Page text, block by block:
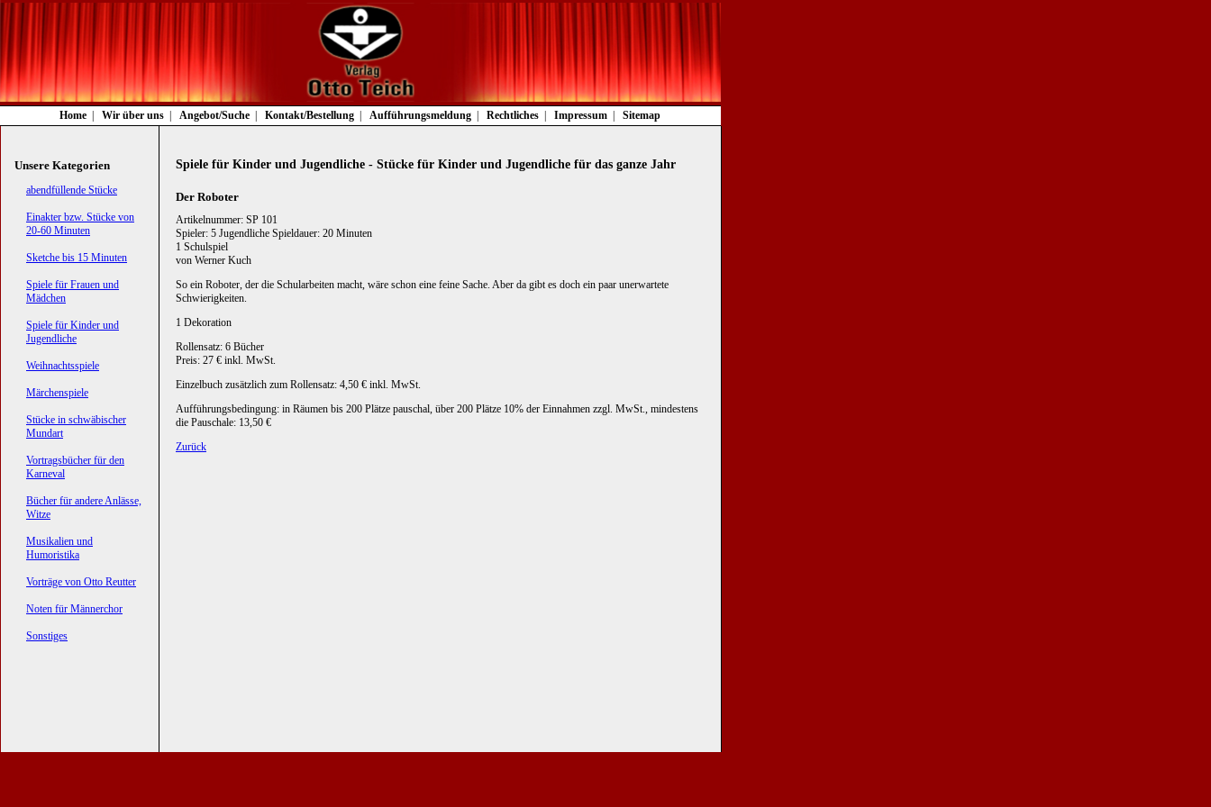
Navigation
überspringen
Home Wir über uns Angebot/Suche Kontakt/Bestellung Aufführungsmeldung Rechtliches Impressum Sitemap
Spiele für Kinder und Jugendliche - Stücke für Kinder und Jugendliche für das ganze Jahr
Der Roboter
Artikelnummer: SP 101
Spieler: 5 Jugendliche Spieldauer: 20 Minuten
1 Schulspiel
von Werner Kuch
So ein Roboter, der die Schularbeiten macht, wäre schon eine feine Sache. Aber da gibt es doch ein paar unerwartete
Schwierigkeiten.
1 Dekoration
Rollensatz: 6 Bücher
Preis: 27 € inkl. MwSt.
Einzelbuch zusätzlich zum Rollensatz: 4,50 € inkl. MwSt.
Aufführungsbedingung: in Räumen bis 200 Plätze pauschal, über 200 Plätze 10% der Einnahmen zzgl. MwSt., mindestens
die Pauschale: 13,50 €
Zurück
Unsere Kategorien
Navigation
abendfüllende Stücke
Einakter bzw. Stücke von
20-60 Minuten
Sketche bis 15 Minuten
Spiele für Frauen und
Mädchen
Spiele für Kinder und
Jugendliche
Weihnachtsspiele
Märchenspiele
Stücke in schwäbischer
Mundart
Vortragsbücher für den
Karneval
Bücher für andere Anlässe,
Witze
Musikalien und
Humoristika
Vorträge von Otto Reutter
Noten für Männerchor
Sonstiges